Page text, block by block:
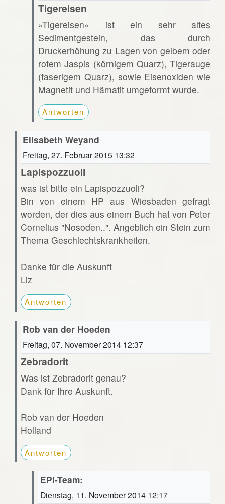
Tigereisen
»Tigereisen« ist ein sehr altes
Sedimentgestein, das durch
Druckerhöhung zu Lagen von gelbem oder
rotem Jaspis (körnigem Quarz), Tigerauge
(faserigem Quarz), sowie Eisenoxiden wie
Magnetit und Hämatit umgeformt wurde.
Antworten
Elisabeth Weyand
Freitag, 27. Februar 2015 13:32
Lapispozzuoli
was ist bitte ein Lapispozzuoli?
Bin von einem HP aus Wiesbaden gefragt
worden, der dies aus einem Buch hat von Peter
Cornelius "Nosoden..". Angeblich ein Stein zum
Thema Geschlechtskrankheiten.
Danke für die Auskunft
Liz
Antworten
Rob van der Hoeden
Freitag, 07. November 2014 12:37
Zebradorit
Was ist Zebradorit genau?
Dank für Ihre Auskunft.
Rob van der Hoeden
Holland
Antworten
EPI-Team:
Dienstag, 11. November 2014 12:17